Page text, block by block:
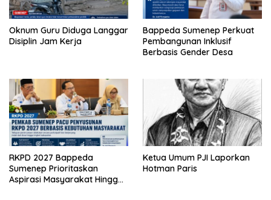
Oknum Guru Diduga Langgar
Disiplin Jam Kerja
Bappeda Sumenep Perkuat
Pembangunan Inklusif
Berbasis Gender Desa
RKPD 2027 Bappeda
Sumenep Prioritaskan
Aspirasi Masyarakat Hingga
Ketua Umum PJI Laporkan
Hotman Paris